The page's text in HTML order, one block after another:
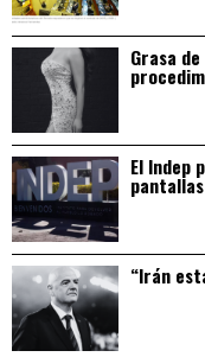
Grasa
El Indep
“Irán